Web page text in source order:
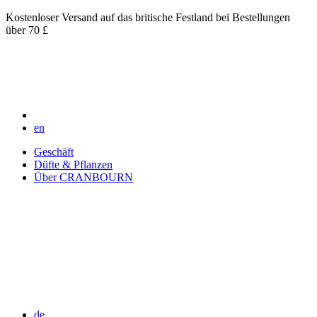
Kostenloser Versand auf das britische Festland bei Bestellungen
über 70 £
en
Geschäft
Düfte & Pflanzen
Über CRANBOURN
de